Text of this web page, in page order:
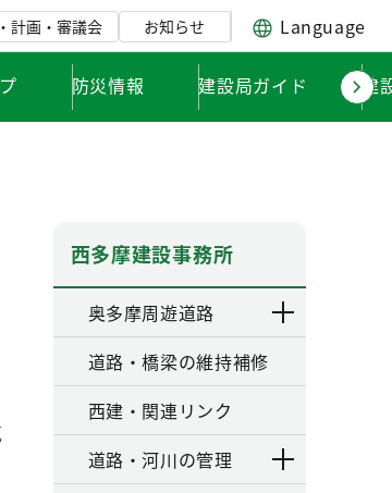
計画・審議会 お知らせ Language
防災情報 建設局ガイド 建
西多摩建設事務所
奥多摩周遊道路
道路・橋梁の維持補修
西建・関連リンク
道路・河川の管理